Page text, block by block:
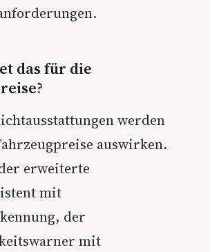
das für die
werden
auswirken.
erweiterte
mit
der
mit